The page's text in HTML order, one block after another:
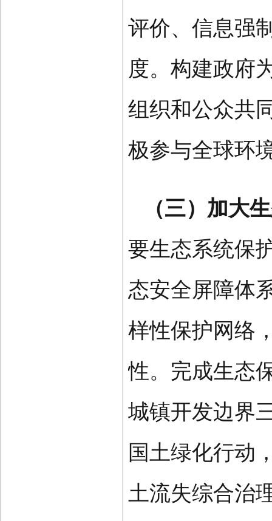
评价、信息强
度。构建政府
组织和公众共
极参与全球环
（三）加大
要生态系统保
态安全屏障体
样性保护网络
性。完成生态
城镇开发边界
国土绿化行动
土流失综合治